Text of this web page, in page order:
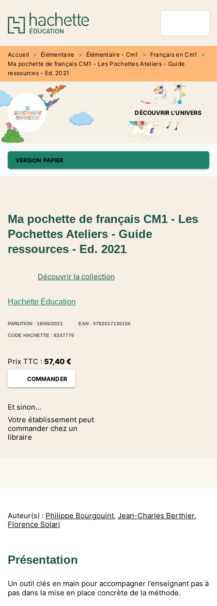
MENU RECHERCHE
PIED DE PAGE
Accueil > Élémentaire > Élémentaire - Cm1 > Français en Cm1
>
Ma pochette de français CM1 - Les Pochettes Ateliers - Guide
ressources - Ed. 2021
DÉCOUVRIR L'UNIVERS
VERSION PAPIER
Hachette Éducation
Découvrir la collection
Ma pochette de français CM1 - Les
Pochettes Ateliers - Guide
ressources - Ed. 2021
PARUTION : 18/06/2021 EAN : 9782017136156
CODE HACHETTE : 8247776
Prix TTC : 57,40 €
COMMANDER
Et sinon...
Votre établissement peut
commander chez un
libraire
Auteur(s) : Philippe Bourgouint, Jean-Charles Berthier,
Florence Solari
Présentation
Un outil clés en main pour accompagner l’enseignant pas à
pas dans la mise en place concrète de la méthode.